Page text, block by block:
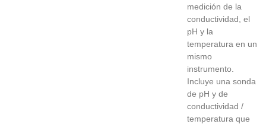
medición de la
conductividad, el
pH y la
temperatura en un
mismo
instrumento.
Incluye una sonda
de pH y de
conductividad /
temperatura que